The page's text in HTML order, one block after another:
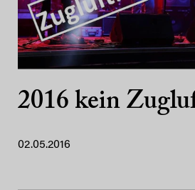
2016 kein
02.05.2016